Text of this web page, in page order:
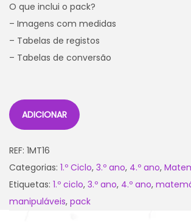
O que inclui o pack?
– Imagens com medidas
– Tabelas de registos
– Tabelas de conversão
ADICIONAR
REF: 1MT16
Categorias: 1.º Ciclo, 3.º ano, 4.º ano,
Etiquetas: 1.º ciclo, 3.º ano, 4.º ano,
manipuláveis, pack